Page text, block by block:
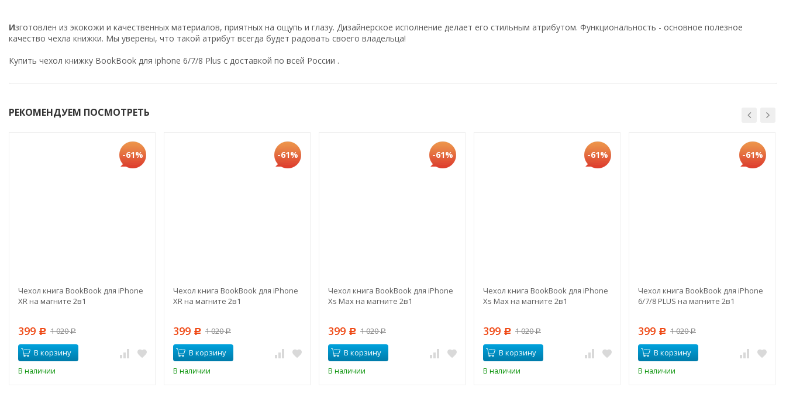
Изготовлен из экокожи и качественных материалов, приятных на ощупь и глазу. Дизайнерское исполнение делает его стильным атрибутом. Функциональность - основное полезное
качество чехла книжки. Мы уверены, что такой атрибут всегда будет радовать своего владельца!
Купить чехол книжку BookBook для iphone 6/7/8 Plus с доставкой по всей России .
РЕКОМЕНДУЕМ ПОСМОТРЕТЬ
-61%
Чехол книга BookBook для iPhone
XR на магните 2в1
399 Р 1 020Р
В корзину
В наличии
-61%
Чехол книга BookBook для iPhone
XR на магните 2в1
399 Р 1 020Р
В корзину
В наличии
-61%
Чехол книга BookBook для iPhone
Xs Max на магните 2в1
399 Р 1 020Р
В корзину
В наличии
-61%
Чехол книга BookBook для iPhone
Xs Max на магните 2в1
399 Р 1 020Р
В корзину
В наличии
-61%
Чехол книга BookBook для iPhone
6/7/8 PLUS на магните 2в1
399 Р 1 020Р
В корзину
В наличии